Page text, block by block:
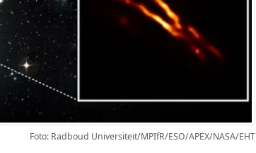
Foto: Radboud Universiteit/MPIfR/ESO/APEX/NASA/EHT